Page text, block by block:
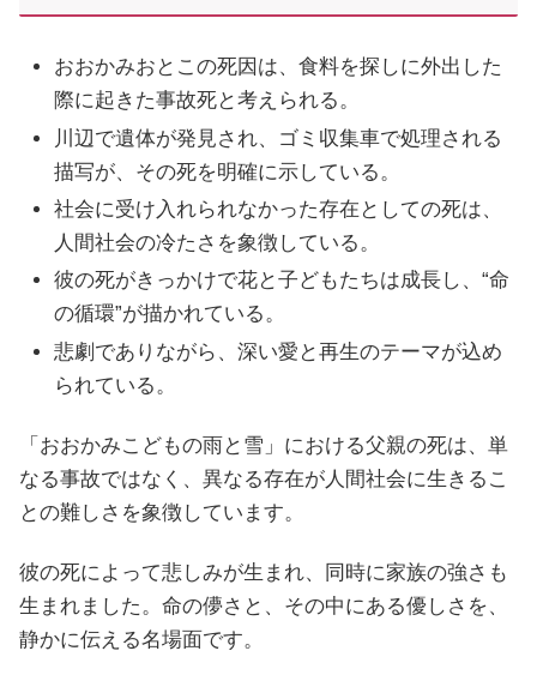
おおかみおとこの死因は、食料を探しに外出した
際に起きた事故死と考えられる。
川辺で遺体が発見され、ゴミ収集車で処理される
描写が、その死を明確に示している。
社会に受け入れられなかった存在としての死は、
人間社会の冷たさを象徴している。
彼の死がきっかけで花と子どもたちは成長し、“命
の循環”が描かれている。
悲劇でありながら、深い愛と再生のテーマが込め
られている。
「おおかみこどもの雨と雪」における父親の死は、単
なる事故ではなく、異なる存在が人間社会に生きるこ
との難しさを象徴しています。
彼の死によって悲しみが生まれ、同時に家族の強さも
生まれました。命の儚さと、その中にある優しさを、
静かに伝える名場面です。